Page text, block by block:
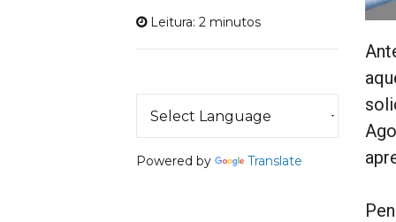
Leitura: 2 minutos
Powered by Translate